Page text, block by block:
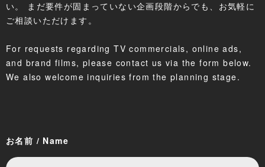
い。 まだ要件が固まっていない企画段階からでも、お気軽に
ご相談いただけます。
For requests regarding TV commercials, online ads,
and brand films, please contact us via the form below.
We also welcome inquiries from the planning stage.
お名前 / Name